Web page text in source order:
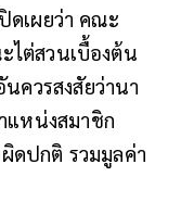
ดเผยว่า คณะ
ไต่สวนเบื้องต้น
ควรสงสัยว่านา
แหน่งสมาชิก
ดปกติ รวมมูลค่า